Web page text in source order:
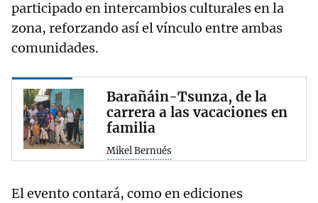
participado en intercambios culturales en la
zona, reforzando así el vínculo entre ambas
comunidades.
Barañáin-Tsunza, de la
carrera a las vacaciones en
familia
Mikel Bernués
El evento contará, como en ediciones